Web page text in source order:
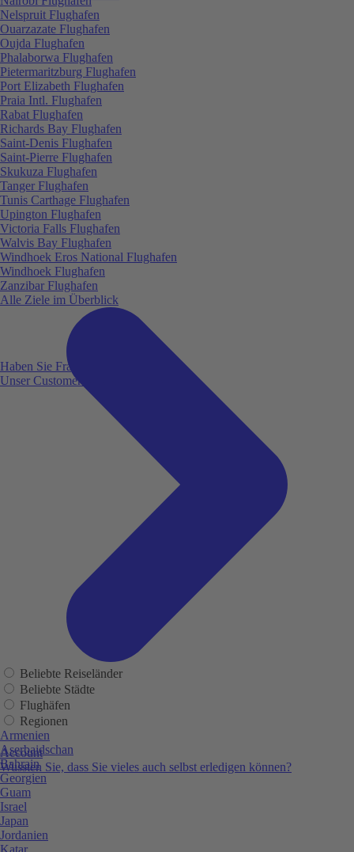
Haben Sie Fragen?
Unser Customer Service ist für Sie da!
Account
Wussten Sie, dass Sie vieles auch selbst erledigen können?
Nelspruit Flughafen
Ouarzazate Flughafen
Oujda Flughafen
Phalaborwa Flughafen
Pietermaritzburg Flughafen
Port Elizabeth Flughafen
Praia Intl. Flughafen
Rabat Flughafen
Richards Bay Flughafen
Saint-Denis Flughafen
Saint-Pierre Flughafen
Skukuza Flughafen
Tanger Flughafen
Tunis Carthage Flughafen
Upington Flughafen
Victoria Falls Flughafen
Walvis Bay Flughafen
Windhoek Eros National Flughafen
Windhoek Flughafen
Zanzibar Flughafen
Alle Ziele im Überblick
Beliebte Reiseländer
Beliebte Städte
Flughäfen
Regionen
Armenien
Aserbaidschan
Bahrain
Georgien
Guam
Israel
Japan
Jordanien
Katar